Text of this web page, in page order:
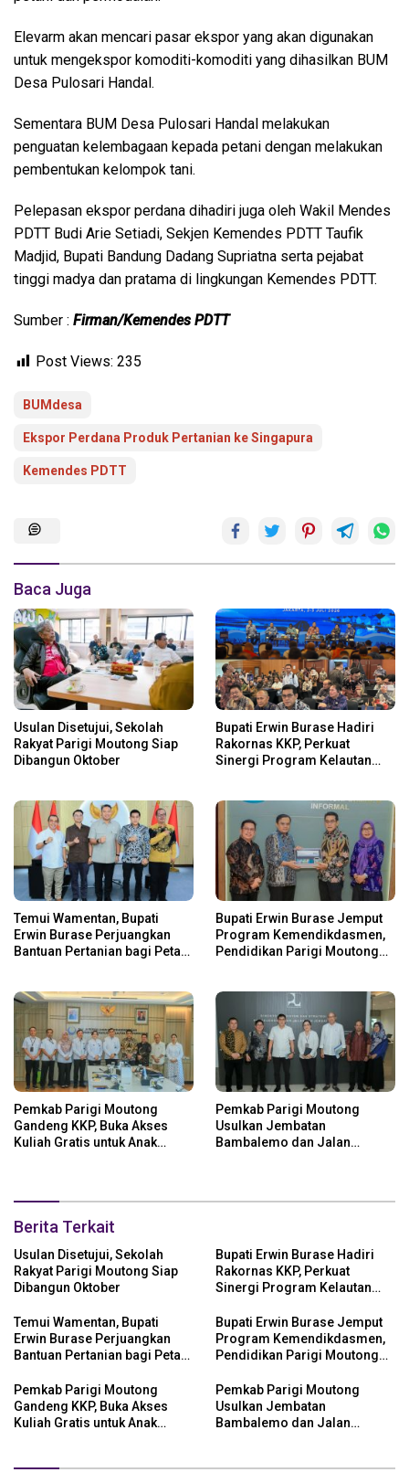
Elevarm akan mencari pasar ekspor yang akan digunakan
untuk mengekspor komoditi-komoditi yang dihasilkan BUM
Desa Pulosari Handal.
Sementara BUM Desa Pulosari Handal melakukan
penguatan kelembagaan kepada petani dengan melakukan
pembentukan kelompok tani.
Pelepasan ekspor perdana dihadiri juga oleh Wakil Mendes
PDTT Budi Arie Setiadi, Sekjen Kemendes PDTT Taufik
Madjid, Bupati Bandung Dadang Supriatna serta pejabat
tinggi madya dan pratama di lingkungan Kemendes PDTT.
Sumber : Firman/Kemendes PDTT
Post Views: 235
BUMdesa
Ekspor Perdana Produk Pertanian ke Singapura
Kemendes PDTT
Baca Juga
Usulan Disetujui, Sekolah
Rakyat Parigi Moutong Siap
Dibangun Oktober
Bupati Erwin Burase Hadiri
Rakornas KKP, Perkuat
Sinergi Program Kelautan
Temui Wamentan, Bupati
Erwin Burase Perjuangkan
Bantuan Pertanian bagi Petani
Bupati Erwin Burase Jemput
Program Kemendikdasmen,
Pendidikan Parigi Moutong
Pemkab Parigi Moutong
Gandeng KKP, Buka Akses
Kuliah Gratis untuk Anak
Pemkab Parigi Moutong
Usulkan Jembatan
Bambalemo dan Jalan
Berita Terkait
Usulan Disetujui, Sekolah
Rakyat Parigi Moutong Siap
Dibangun Oktober
Bupati Erwin Burase Hadiri
Rakornas KKP, Perkuat
Sinergi Program Kelautan
Temui Wamentan, Bupati
Erwin Burase Perjuangkan
Bantuan Pertanian bagi Petani
Bupati Erwin Burase Jemput
Program Kemendikdasmen,
Pendidikan Parigi Moutong
Pemkab Parigi Moutong
Gandeng KKP, Buka Akses
Kuliah Gratis untuk Anak
Pemkab Parigi Moutong
Usulkan Jembatan
Bambalemo dan Jalan